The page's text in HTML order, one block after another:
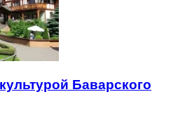
Баварского